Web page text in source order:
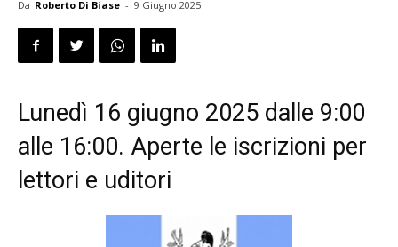
Da Roberto Di Biase - 9 Giugno 2025
Lunedì 16 giugno 2025 dalle 9:00
alle 16:00. Aperte le iscrizioni per
lettori e uditori